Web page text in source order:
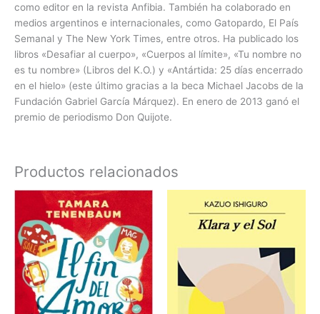
como editor en la revista Anfibia. También ha colaborado en
medios argentinos e internacionales, como Gatopardo, El País
Semanal y The New York Times, entre otros. Ha publicado los
libros «Desafiar al cuerpo», «Cuerpos al límite», «Tu nombre no
es tu nombre» (Libros del K.O.) y «Antártida: 25 días encerrado
en el hielo» (este último gracias a la beca Michael Jacobs de la
Fundación Gabriel García Márquez). En enero de 2013 ganó el
premio de periodismo Don Quijote.
Productos relacionados